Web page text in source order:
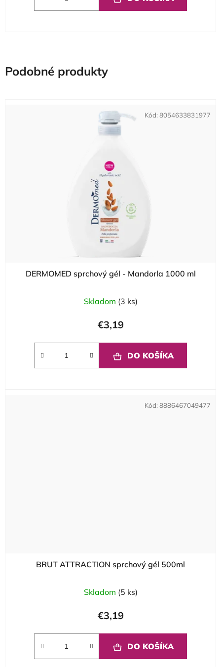
Podobné produkty
DERMOMED sprchový gél - Mandorla 1000 ml
Skladom (3 ks)
€3,19
DO KOŠÍKA
Kód: 8054633831977
BRUT ATTRACTION sprchový gél 500ml
Skladom (5 ks)
€3,19
DO KOŠÍKA
Kód:8886467049477